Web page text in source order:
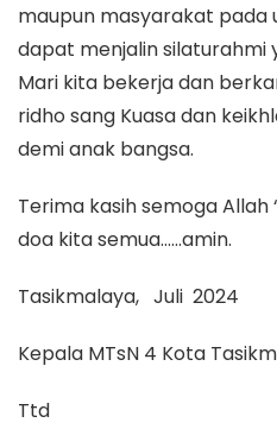
maupun masyarakat pada
dapat menjalin silaturahmi
Mari kita bekerja dan
ridho sang Kuasa dan
demi anak bangsa.
Terima kasih semoga Allah
doa kita semua……amin.
Tasikmalaya, Juli 2024
Kepala MTsN 4 Kota
Ttd